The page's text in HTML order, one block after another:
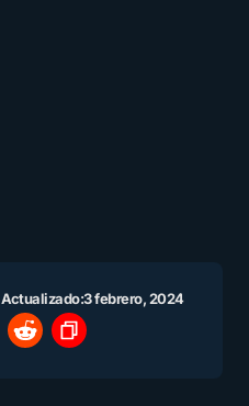
Actualizado:3 febrero, 2024